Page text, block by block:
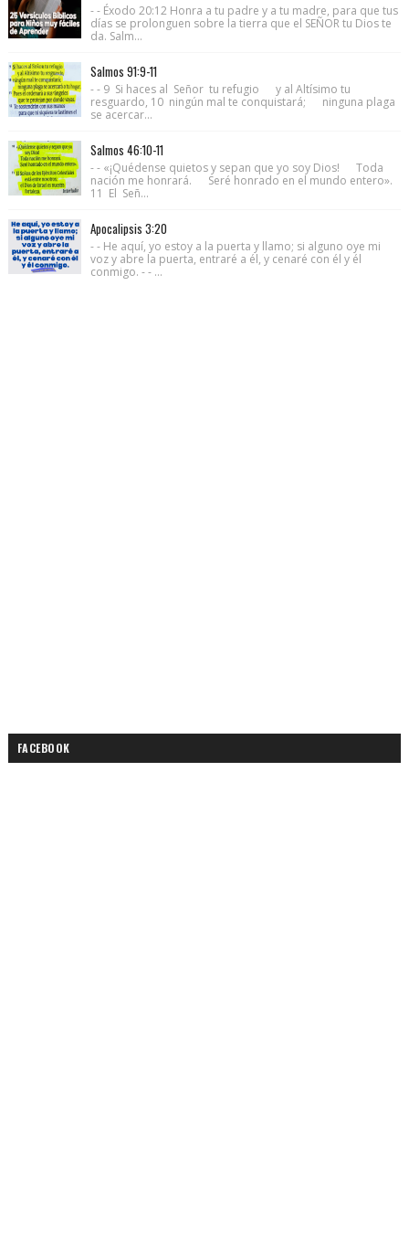
- - Éxodo 20:12 Honra a tu padre y a tu madre, para que tus
días se prolonguen sobre la tierra que el SEÑOR tu Dios te
da. Salm...
Salmos 91:9-11
- - 9 Si haces al Señor tu refugio y al Altísimo tu
resguardo, 10 ningún mal te conquistará; ninguna plaga
se acercar...
Salmos 46:10-11
- - «¡Quédense quietos y sepan que yo soy Dios! Toda
nación me honrará. Seré honrado en el mundo entero».
11 El Señ...
Apocalipsis 3:20
- - He aquí, yo estoy a la puerta y llamo; si alguno oye mi
voz y abre la puerta, entraré a él, y cenaré con él y él
conmigo. - - ...
FACEBOOK